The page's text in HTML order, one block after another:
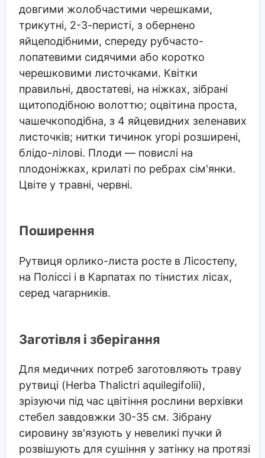
довгими жолобчастими черешками,
трикутні, 2-3-перисті, з обернено
яйцеподібними, спереду рубчасто-
лопатевими сидячими або коротко
черешковими листочками. Квітки
правильні, двостатеві, на ніжках, зібрані
щитоподібною волоттю; оцвітина проста,
чашечкоподібна, з 4 яйцевидних зеленавих
листочків; нитки тичинок угорі розширені,
блідо-лілові. Плоди — повислі на
плодоніжках, крилаті по ребрах сім'янки.
Цвіте у травні, червні.
Поширення
Рутвиця орлико-листа росте в Лісостепу,
на Поліссі і в Карпатах по тінистих лісах,
серед чагарників.
Заготівля і зберігання
Для медичних потреб заготовляють траву
рутвиці (Herba Thalictri aquilegifolii),
зрізуючи під час цвітіння рослини верхівки
стебел завдовжки 30-35 см. Зібрану
сировину зв'язують у невеликі пучки й
розвішують для сушіння у затінку на протязі